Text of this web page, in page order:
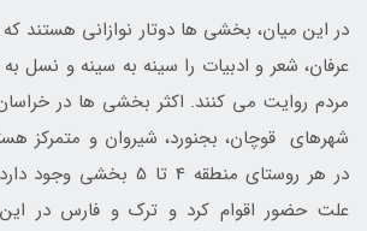
در این میان، بخشی­ ها دوتار نوازانی هستند
عرفان، شعر و ادبیات را سینه­ به ­سینه و نسل
مردم روایت می ­کنند. اکثر بخشی­ ها در
شهرهای قوچان، بجنورد، شیروان و متمرکز
در هر روستای منطقه 4 تا
علت حضور اقوام کرد و ترک و فارس در